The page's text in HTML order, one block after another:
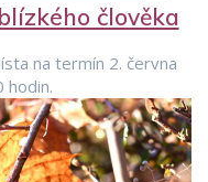
člověka
na termín 2. června
hodin.